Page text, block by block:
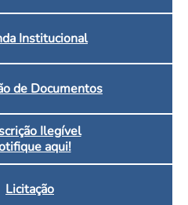
Institucional
de Documentos
Ilegível
aqui!
Licitação